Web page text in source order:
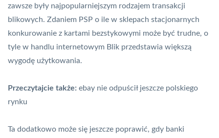
zawsze były najpopularniejszym rodzajem transakcji
blikowych. Zdaniem PSP o ile w sklepach stacjonarnych
konkurowanie z kartami bezstykowymi może być trudne, o
tyle w handlu internetowym Blik przedstawia większą
wygodę użytkowania.
Przeczytajcie także: ebay nie odpuścił jeszcze polskiego
rynku
Ta dodatkowo może się jeszcze poprawić, gdy banki